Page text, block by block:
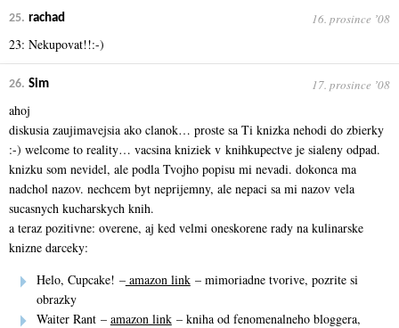
25. rachad 16. prosince ʼ08
23: Nekupovat!!:-)
26. Sim 17. prosince ʼ08
ahoj
diskusia zaujimavejsia ako clanok… proste sa Ti knizka nehodi do zbierky
:-) welcome to reality… vacsina kniziek v knihkupectve je sialeny odpad.
knizku som nevidel, ale podla Tvojho popisu mi nevadi. dokonca ma
nadchol nazov. nechcem byt neprijemny, ale nepaci sa mi nazov vela
sucasnych kucharskych knih.
a teraz pozitivne: overene, aj ked velmi oneskorene rady na kulinarske
knizne darceky:
Helo, Cupcake! –amazon link– mimoriadne tvorive, pozrite si
obrazky
Waiter Rant – amazon link– kniha od fenomenalneho bloggera,